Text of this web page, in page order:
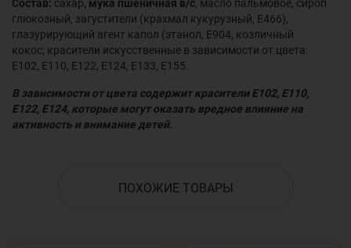
Состав: сахар, мука пшеничная в/с , масло пальмовое, сироп
глюкозный, загустители (крахмал кукурузный, Е466),
глазурирующий агент капол (этанол, Е904, козличный
кокос; красители искусственные в зависимости от цвета:
Е102, Е110, Е122, Е124, Е133, Е155.
В зависимости от цвета содержит красители Е102, Е110,
Е122, Е124, которые могут оказать вредное влияние на
активность и внимание детей.
ПОХОЖИЕ ТОВАРЫ